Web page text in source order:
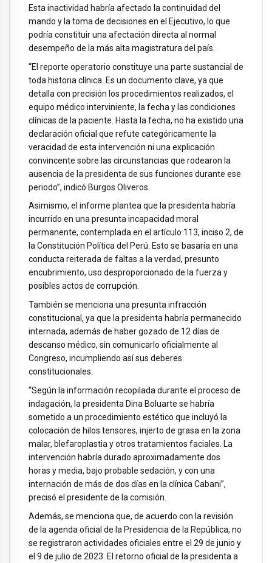
Esta inactividad habría afectado la continuidad del
mando y la toma de decisiones en el Ejecutivo, lo que
podría constituir una afectación directa al normal
desempeño de la más alta magistratura del país.
“El reporte operatorio constituye una parte sustancial de
toda historia clínica. Es un documento clave, ya que
detalla con precisión los procedimientos realizados, el
equipo médico interviniente, la fecha y las condiciones
clínicas de la paciente. Hasta la fecha, no ha existido una
declaración oficial que refute categóricamente la
veracidad de esta intervención ni una explicación
convincente sobre las circunstancias que rodearon la
ausencia de la presidenta de sus funciones durante ese
periodo”, indicó Burgos Oliveros.
Asimismo, el informe plantea que la presidenta habría
incurrido en una presunta incapacidad moral
permanente, contemplada en el artículo 113, inciso 2, de
la Constitución Política del Perú. Esto se basaría en una
conducta reiterada de faltas a la verdad, presunto
encubrimiento, uso desproporcionado de la fuerza y
posibles actos de corrupción.
También se menciona una presunta infracción
constitucional, ya que la presidenta habría permanecido
internada, además de haber gozado de 12 días de
descanso médico, sin comunicarlo oficialmente al
Congreso, incumpliendo así sus deberes
constitucionales.
“Según la información recopilada durante el proceso de
indagación, la presidenta Dina Boluarte se habría
sometido a un procedimiento estético que incluyó la
colocación de hilos tensores, injerto de grasa en la zona
malar, blefaroplastia y otros tratamientos faciales. La
intervención habría durado aproximadamente dos
horas y media, bajo probable sedación, y con una
internación de más de dos días en la clínica Cabani”,
precisó el presidente de la comisión.
Además, se menciona que, de acuerdo con la revisión
de la agenda oficial de la Presidencia de la República, no
se registraron actividades oficiales entre el 29 de junio y
el 9 de julio de 2023. El retorno oficial de la presidenta a